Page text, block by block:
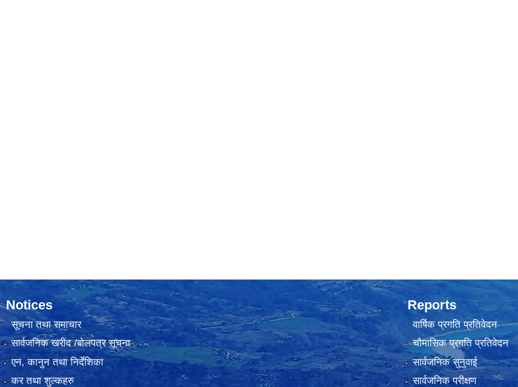
Notices
सूचना तथा समाचार
सार्वजनिक खरीद /बोलपत्र सूचना
एन, कानुन तथा निर्देशिका
कर तथा शुल्कहरु
Reports
वार्षिक प्रगति प्रतिवेदन
चौमासिक प्रगति प्रतिवेदन
सार्वजनिक सुनुवाई
सार्वजनिक परीक्षण